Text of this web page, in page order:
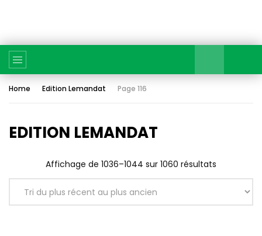
Home Edition Lemandat Page 116
EDITION LEMANDAT
Affichage de 1036–1044 sur 1060 résultats
du
récent